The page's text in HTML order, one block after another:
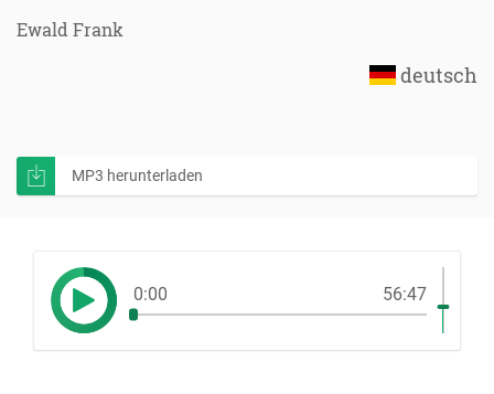
Ewald Frank
deutsch
MP3 herunterladen
0:00 56:47